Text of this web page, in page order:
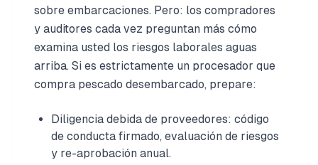
sobre embarcaciones. Pero: los compradores
y auditores cada vez preguntan más cómo
examina usted los riesgos laborales aguas
arriba. Si es estrictamente un procesador que
compra pescado desembarcado, prepare:
Diligencia debida de proveedores: código
de conducta firmado, evaluación de riesgos
y re-aprobación anual.